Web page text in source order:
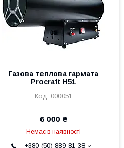
Газова теплова гармата
Procraft H51
000051
6 000 ₴
Немає в наявності
+380 (50) 889-81-38